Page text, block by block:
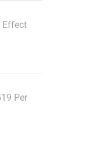
Effect
Per